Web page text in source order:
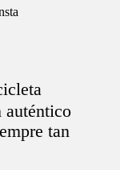
auténtico
tan